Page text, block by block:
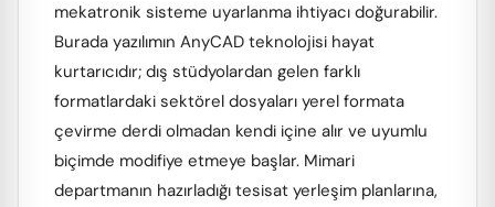
mekatronik sisteme uyarlanma ihtiyacı doğurabilir.
Burada yazılımın AnyCAD teknolojisi hayat
kurtarıcıdır; dış stüdyolardan gelen farklı
formatlardaki sektörel dosyaları yerel formata
çevirme derdi olmadan kendi içine alır ve uyumlu
biçimde modifiye etmeye başlar. Mimari
departmanın hazırladığı tesisat yerleşim planlarına,